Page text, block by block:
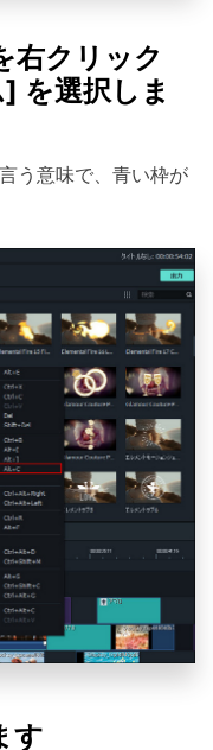
右クリック
を選択しま
う意味で、青い枠が
す